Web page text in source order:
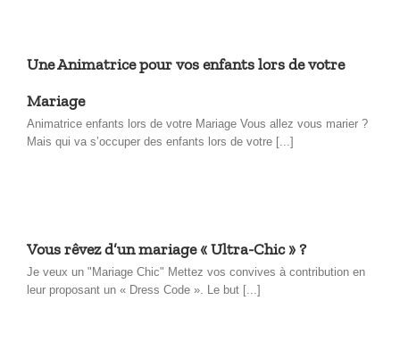
Une Animatrice pour vos enfants lors de votre
Mariage
Animatrice enfants lors de votre Mariage Vous allez vous marier ?
Mais qui va s’occuper des enfants lors de votre [...]
Vous rêvez d’un mariage « Ultra-Chic » ?
Je veux un "Mariage Chic" Mettez vos convives à contribution en
leur proposant un « Dress Code ». Le but [...]